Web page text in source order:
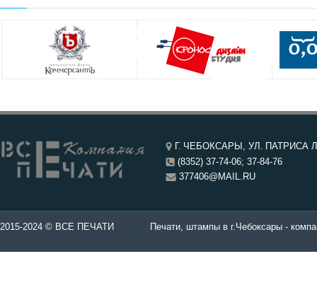
Г. ЧЕБОКСАРЫ, УЛ. ПАТРИСА
(8352) 37-74-06; 37-84-76
377406@MAIL.RU
в Чебоксары. Печати, штампы в г.Чебоксары -
2015-2024 © ВСЕ ПЕЧАТИ